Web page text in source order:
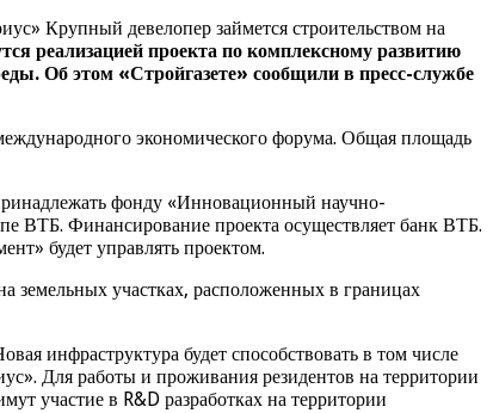
Крупный девелопер займется строительством на
реализацией проекта по комплексному развитию
Об этом «Стройгазете» сообщили в пресс-службе
экономического форума. Общая площадь
фонду «Инновационный научно-
ВТБ. Финансирование проекта осуществляет банк ВТБ.
будет управлять проектом.
земельных участках, расположенных в границах
инфраструктура будет способствовать в том числе
Для работы и проживания резидентов на территории
участие в R&D разработках на территории